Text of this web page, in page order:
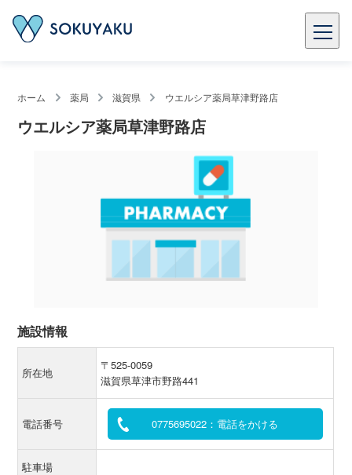
ホーム 薬局 滋賀県 ウエルシア薬局草津野路店
ウエルシア薬局草津野路店
施設情報
所在地
〒525-0059
滋賀県草津市野路441
電話番号 0775695022：電話をかける
駐車場